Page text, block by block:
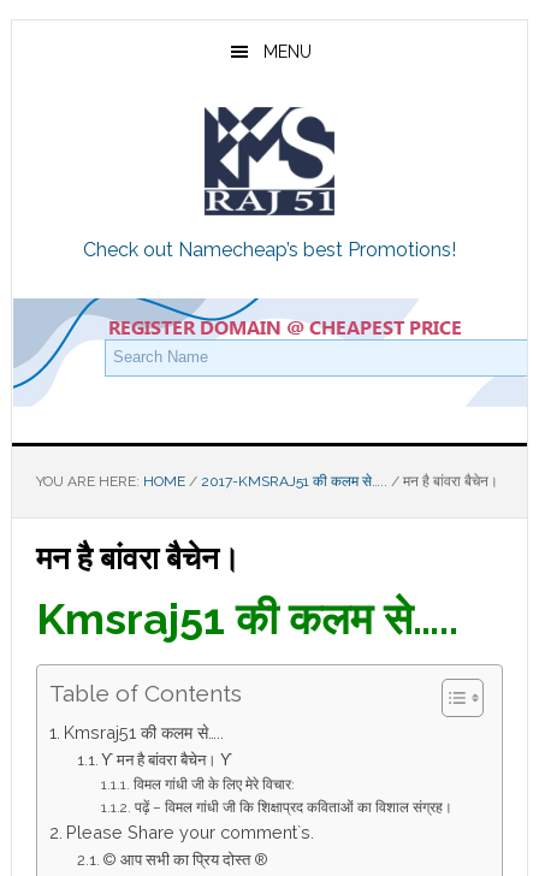
Skip
Skip
Skip
MENU
Check out Namecheap’s best Promotions!
YOU ARE HERE: HOME / 2017-KMSRAJ51 की कलम से….. /मन है बांवरा बैचेन।
मन है बांवरा बैचेन।
Kmsraj51 की कलम से…..
Table of Contents
Kmsraj51 की कलम से…..
ϒ मन है बांवरा बैचेन। ϒ
विमल गांधी जी के लिए मेरे विचार:
पढ़ें – विमल गांधी जी कि शिक्षाप्रद कविताओं का विशाल संग्रह।
Please Share your comment`s.
© आप सभी का प्रिय दोस्त ®